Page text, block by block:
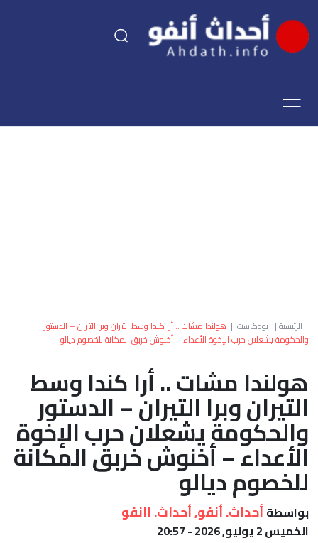
اقتصاد
العالم
أعمدة
الصحراء
الرئيسية| بودكاست | هولندا مشات .. أرا كندا وسط التيران وبرا التيران – الدستور
والحكومة يشعلان حرب الإخوة الأعداء – أخنوش خربق المكانة للخصوم ديالو
هولندا مشات .. أرا كندا وسط
التيران وبرا التيران – الدستور
والحكومة يشعلان حرب الإخوة
الأعداء – أخنوش خربق المكانة
للخصوم ديالو
بواسطة أحداث. أنفو, أحداث. اانفو
الخميس 2 يوليو, 2026 - 20:57